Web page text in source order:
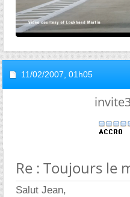
11/02/2007, 01h05
Re : Toujours le
Salut Jean,